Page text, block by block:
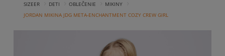
SIZEER DETI OBLEČENIE MIKINY
JORDAN MIKINA JDG META-ENCHANTMENT COZY CREW GIRL